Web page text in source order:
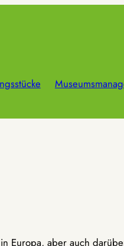
Europa, aber auch